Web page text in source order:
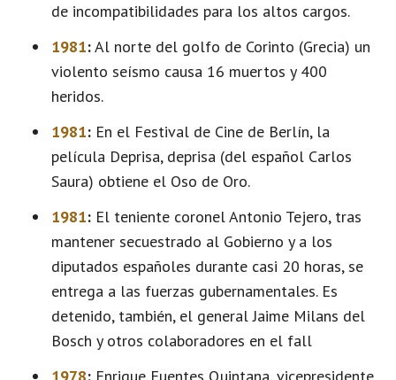
de incompatibilidades para los altos cargos.
1981:Al norte del golfo de Corinto (Grecia) un
violento seísmo causa 16 muertos y 400
heridos.
1981: En el Festival de Cine de Berlín, la
película Deprisa, deprisa (del español Carlos
Saura) obtiene el Oso de Oro.
1981: El teniente coronel Antonio Tejero, tras
mantener secuestrado al Gobierno y a los
diputados españoles durante casi 20 horas, se
entrega a las fuerzas gubernamentales. Es
detenido, también, el general Jaime Milans del
Bosch y otros colaboradores en el fall